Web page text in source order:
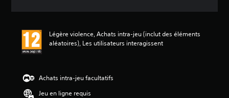
Légère violence, Achats intra-jeu (inclut des éléments
aléatoires), Les utilisateurs interagissent
Achats intra-jeu facultatifs
Jeu en ligne requis